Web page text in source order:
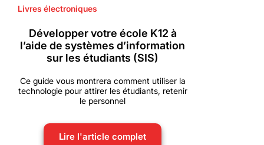
Livres électroniques
Développer votre école K12 à
l’aide de systèmes d’information
sur les étudiants (SIS)
Ce guide vous montrera comment utiliser la
technologie pour attirer les étudiants, retenir
le personnel
Lire l'article complet